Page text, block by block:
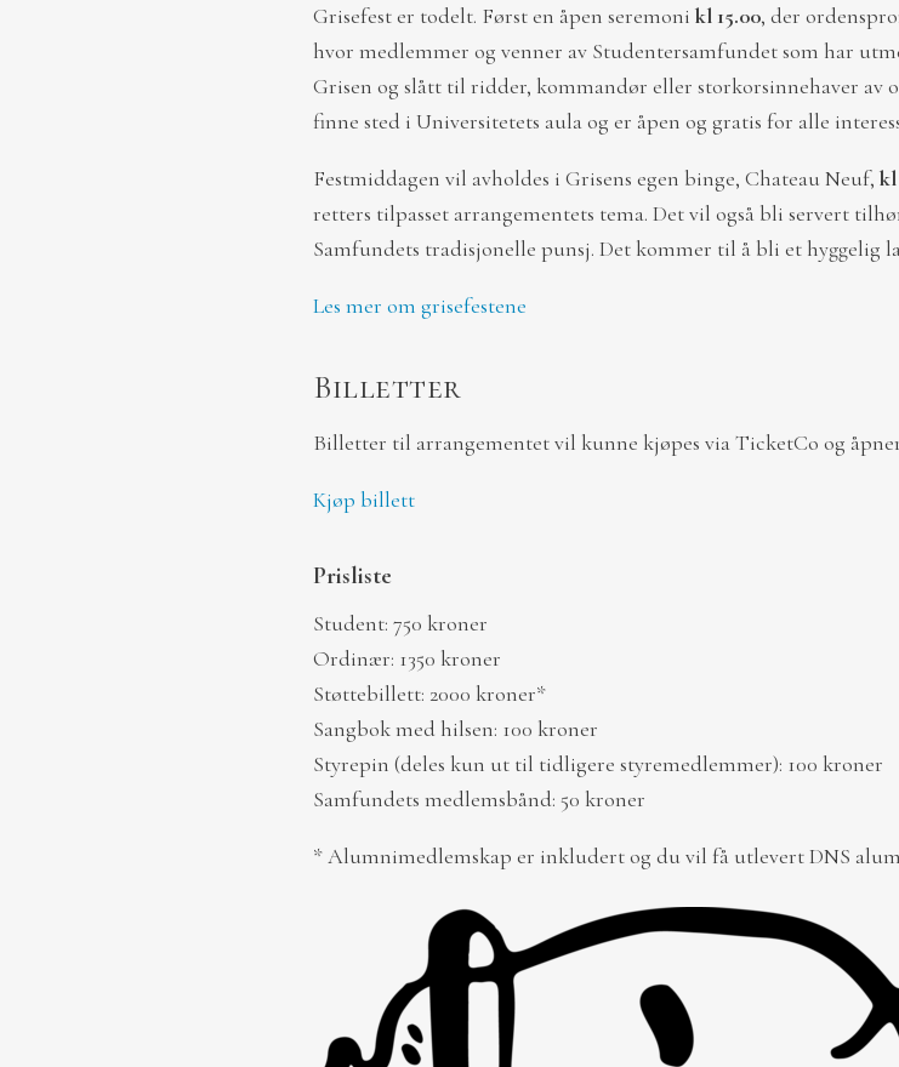
Grisefest er todelt. Først en åpen seremoni kl 15.00, der
hvor medlemmer og venner av Studentersamfundet som har
Grisen og slått til ridder, kommandør eller storkorsinnehaver av
finne sted i Universitetets aula og er åpen og gratis for alle
Festmiddagen vil avholdes i Grisens egen binge, Chateau Neuf, kl
retters tilpasset arrangementets tema. Det vil også bli servert
Samfundets tradisjonelle punsj. Det kommer til å bli et hyggelig
Les mer om grisefestene
Billetter
Billetter til arrangementet vil kunne kjøpes via TicketCo og åpner
Kjøp billett
Prisliste
Student: 750 kroner
Ordinær: 1350 kroner
Støttebillett: 2000 kroner*
Sangbok med hilsen: 100 kroner
Styrepin (deles kun ut til tidligere styremedlemmer): 100 kroner
Samfundets medlemsbånd: 50 kroner
* Alumnimedlemskap er inkludert og du vil få utlevert DNS